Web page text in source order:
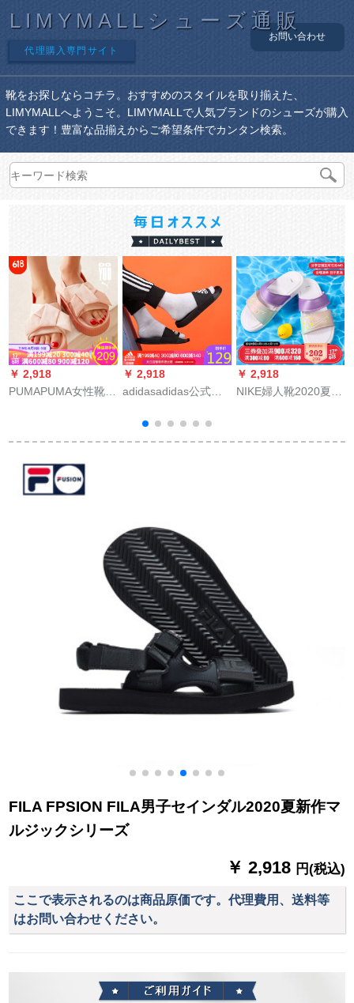
LIMYMALLシューズ通販
代理購入専門サイト
お問い合わせ
靴をお探しならコチラ。おすすめのスタイルを取り揃えた、
LIMYMALLへようこそ。LIMYMALLで人気ブランドのシューズが購入
できます！豊富な品揃えからご希望条件でカンタン検索。
￥ 2,918
PUMAPUMA女性靴
の粉の蝶々の结び目
のビックサイズのサ
ンダーの厚手な底の
スッキリパンの
￥ 2,918
adidasadidas公式サ
の新商品の紳士靴運
動カジュアルビレッ
￥ 2,918
NIKE婦人靴2020夏新
カジュル1字忍者サン
FILA FPSION FILA男子セインダル2020夏新作マ
ルジックシリーズ
￥ 2,918 円(税込)
ここで表示されるのは商品原価です。代理費用、送料等
はお問い合わせください。